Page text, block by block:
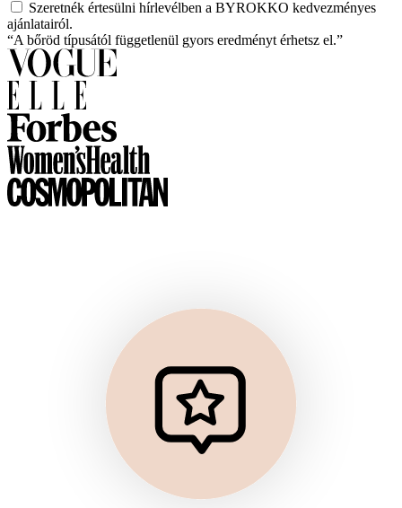
Szeretnék értesülni hírlevélben a BYROKKO kedvezményes
ajánlatairól.
“A bőröd típusától függetlenül gyors eredményt érhetsz el.”